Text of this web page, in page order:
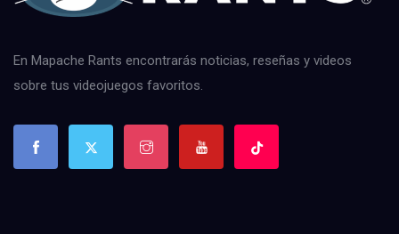
En Mapache Rants encontrarás noticias, reseñas y videos
sobre tus videojuegos favoritos.